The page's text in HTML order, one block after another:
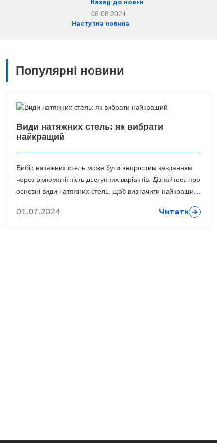
Назад до новин
08.08.2024
Наступна новина
Популярні новини
Види натяжних стель: як вибрати
найкращий
Вибір натяжних стель може бути непростим завданням
через різноманітність доступних варіантів. Дізнайтесь про
основні види натяжних стель, щоб визначити найкращий
01.07.2024 Читати